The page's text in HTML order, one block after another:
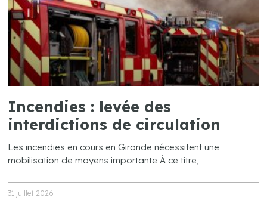
Incendies : levée des
interdictions de circulation
Les incendies en cours en Gironde nécessitent une
mobilisation de moyens importante À ce titre,
31 juillet 2026